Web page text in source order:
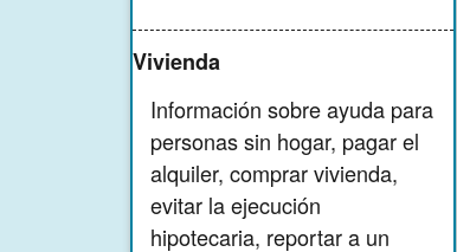
Vivienda
Información sobre ayuda para
personas sin hogar, pagar el
alquiler, comprar vivienda,
evitar la ejecución
hipotecaria, reportar a un